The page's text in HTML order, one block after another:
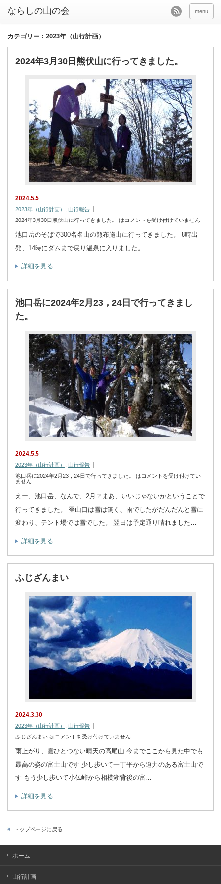
menu
カテゴリー：2023年（山行計画）
2024年3月30日熊伏山に行ってきました。
2024.5.5
2023年（山行計画） , 山行報告
2024年3月30日熊伏山に行ってきました。 はコメントを受け付けていません
池口岳のそばで300名名山の熊布施山に行ってきました。 8時出
発、14時にダムまで戻り温泉に入りました。 …
詳細を見る
池口岳に2024年2月23，24日で行ってきまし
た。
2024.5.5
2023年（山行計画）
山行報告
池口岳に2024年2月23，24日で行ってきました。 は コメントを受け付けてい
ません
えー、池口岳、なんで、2月？まあ、いいじゃないかということで
行ってきました。 登山口は雪は無く、雨でしたがだんだんと雪に
変わり、テント場では雪でした。 翌日は予定通り晴れました…
詳細を見る
ふじざんまい
2024.3.30
2023年（山行計画）
山行報告
ふじざんまい は コメントを受け付けていません
雨上がり、雲ひとつない晴天の高尾山 今までここから見た中でも
最高の姿の富士山です 少し歩いて一丁平から迫力のある富士山で
す もう少し歩いて小仏峠から相模湖背後の富…
詳細を見る
トップページに戻る
ホーム
山行計画